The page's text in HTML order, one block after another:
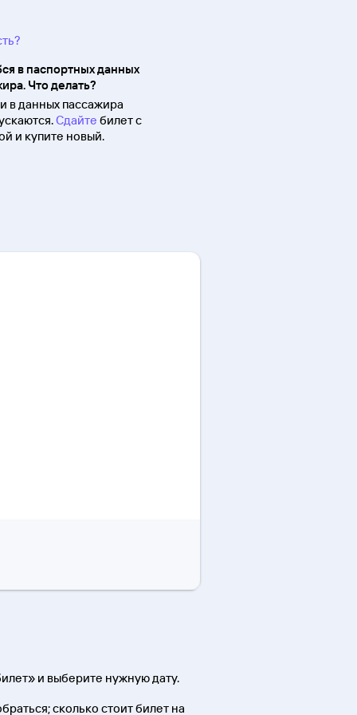
в паспортных данных
Что делать?
в данных пассажира
Сдайте билет с
и купите новый.
и выберите нужную дату.
сколько стоит билет на